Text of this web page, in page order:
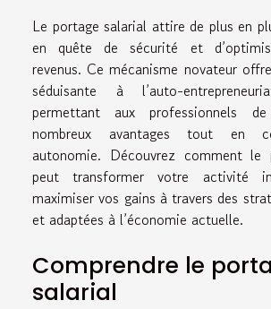
Le portage salarial attire de plus en
en quête de sécurité et
revenus. Ce mécanisme novateur
séduisante à l’auto-
permettant aux professionnels
nombreux avantages tout en
autonomie. Découvrez comment le
peut transformer votre activité
maximiser vos gains à travers des
et adaptées à l’économie actuelle.
Comprendre le
salarial